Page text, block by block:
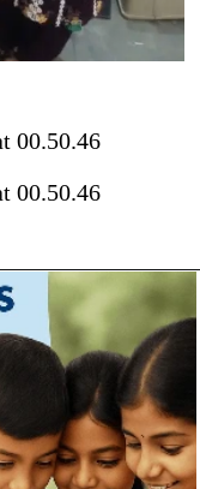
00.50.46
00.50.46